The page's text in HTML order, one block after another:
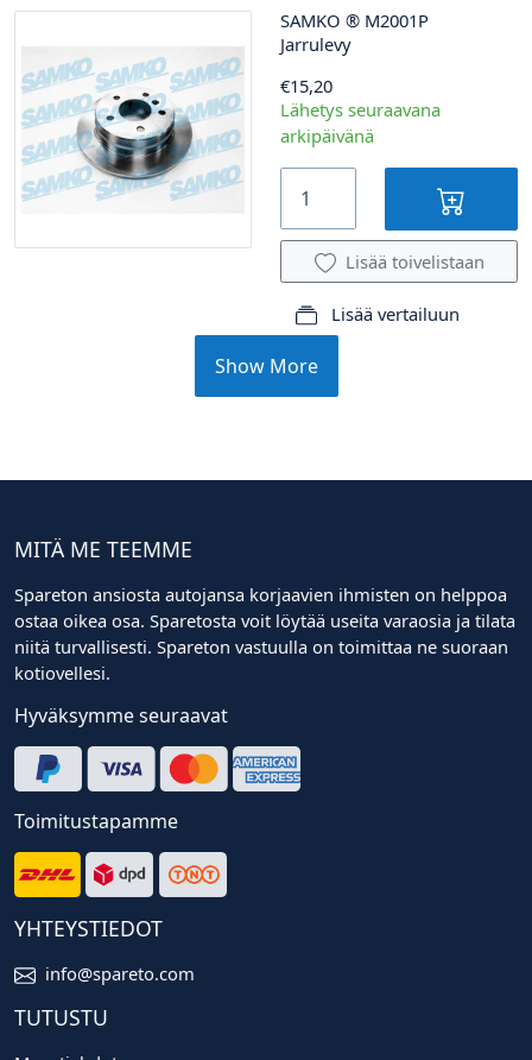
SAMKO ® M2001P
Jarrulevy
€15,20
Lähetys seuraavana
arkipäivänä
Lisää toivelistaan
Lisää vertailuun
Show More
MITÄ ME TEEMME
Spareton ansiosta autojansa korjaavien ihmisten on helppoa
ostaa oikea osa. Sparetosta voit löytää useita varaosia ja tilata
niitä turvallisesti. Spareton vastuulla on toimittaa ne suoraan
kotiovellesi.
Hyväksymme seuraavat
Toimitustapamme
YHTEYSTIEDOT
info@spareto.com
TUTUSTU